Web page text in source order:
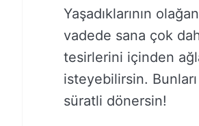
Yaşadıklarının
vadede sana çok
tesirlerini içinden
isteyebilirsin.
süratli dönersin!